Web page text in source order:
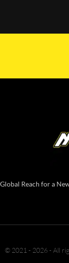
Global Reach for a
© 2021 - 2026 - All